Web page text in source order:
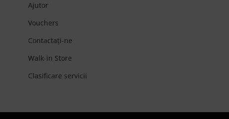
Ajutor
Vouchers
Contactaţi-ne
Walk-in Store
Clasificare servicii